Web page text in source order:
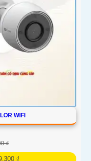
WIFI
₫
₫